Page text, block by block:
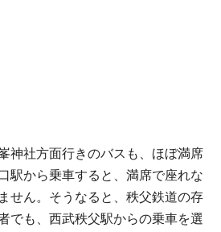
神社方面行きのバスも、ほぼ満席
駅から乗車すると、満席で座れな
せん。そうなると、秩父鉄道の存
でも、西武秩父駅からの乗車を選